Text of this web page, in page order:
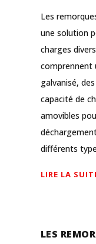
Les
une solution
charges
comprennent
galvanisé,
capacité de
amovibles
différents
LIRE LA
LES